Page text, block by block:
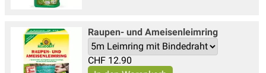
Raupen- und Ameisenleimring
CHF 12.90